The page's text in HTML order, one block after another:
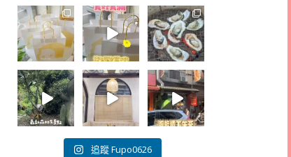
追蹤 Fupo0626